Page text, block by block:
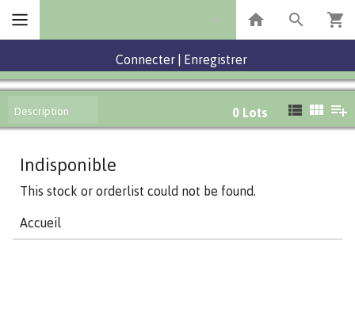
Connecter Enregistrer
Description 0 Lots
Indisponible
This stock or orderlist could not be found.
Accueil